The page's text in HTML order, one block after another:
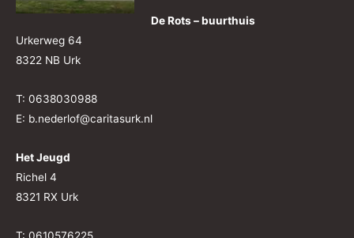
De Rots – buurthuis
Urkerweg 64
8322 NB Urk
T: 0638030988
E: b.nederlof@caritasurk.nl
Het Jeugd
Richel 4
8321 RX Urk